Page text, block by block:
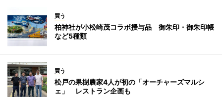
買う
柏神社が小松崎茂コラボ授与品 御朱印・御朱印帳
など5種類
買う
松戸の果樹農家4人が初の「オーチャーズマルシ
ェ」 レストラン企画も